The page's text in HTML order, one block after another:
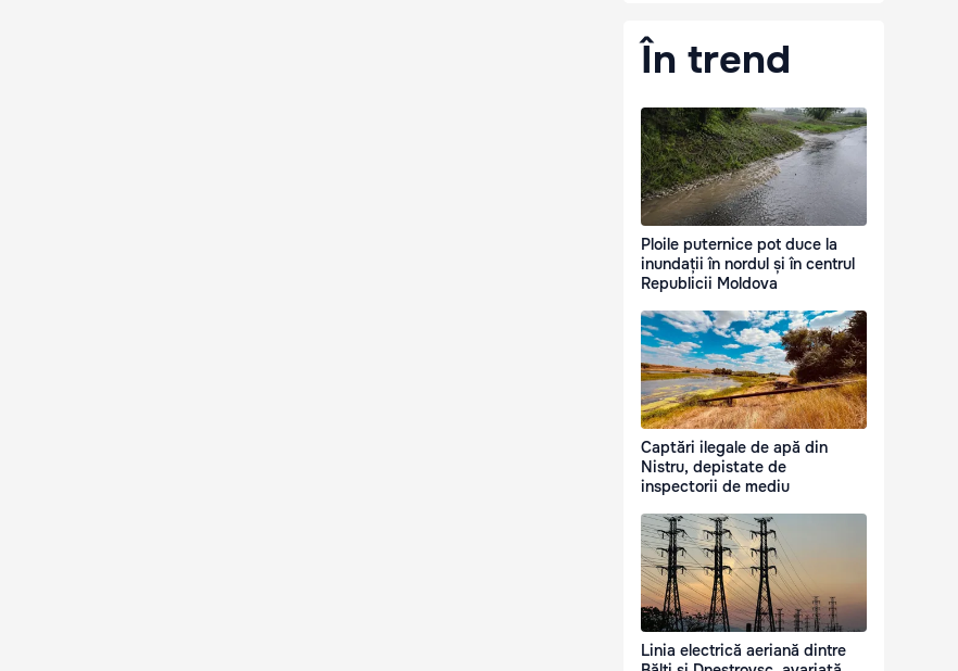
În trend
Ploile puternice pot duce la
inundații în nordul și în centrul
Republicii Moldova
Captări ilegale de apă din
Nistru, depistate de
inspectorii de mediu
Linia electrică aeriană dintre